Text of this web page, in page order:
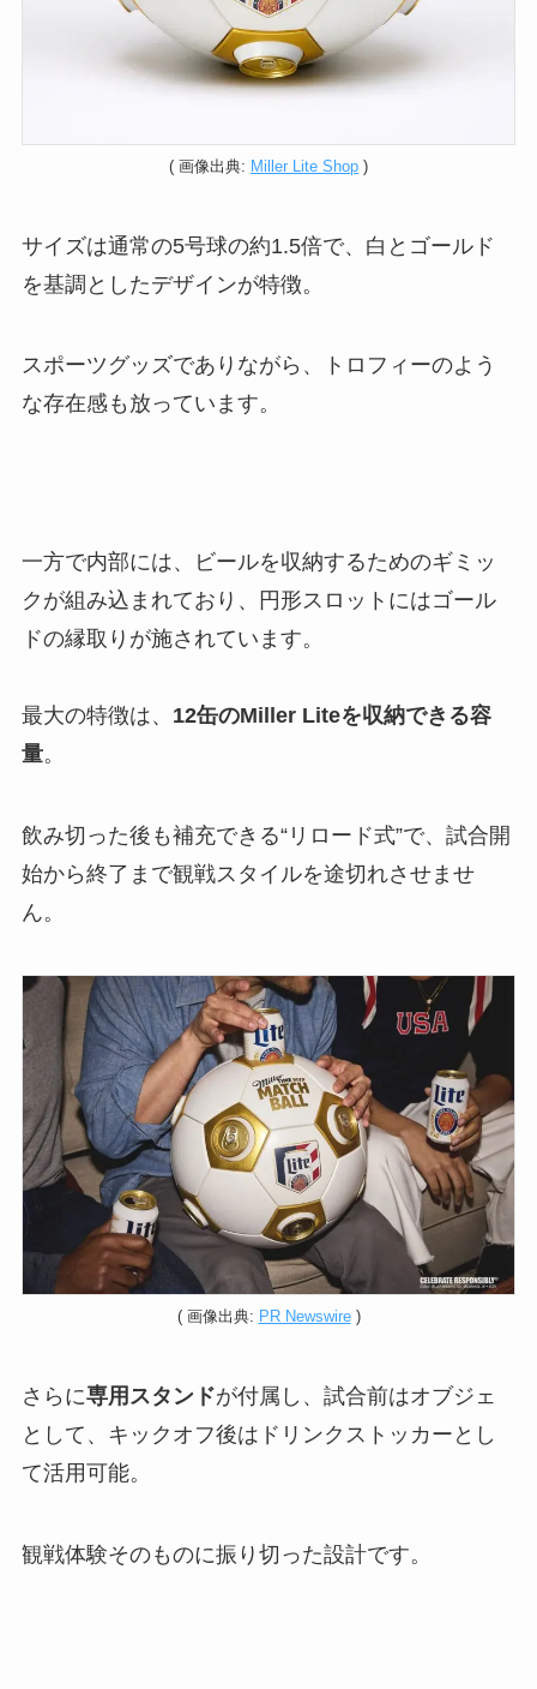
( 画像出典: Miller Lite Shop )
サイズは通常の5号球の約1.5倍で、白とゴールド
を基調としたデザインが特徴。
スポーツグッズでありながら、トロフィーのよう
な存在感も放っています。
一方で内部には、ビールを収納するためのギミッ
クが組み込まれており、円形スロットにはゴール
ドの縁取りが施されています。
最大の特徴は、 12缶のMiller Liteを収納できる容
量。
飲み切った後も補充できる“リロード式”で、試合開
始から終了まで観戦スタイルを途切れさせませ
ん。
( 画像出典: PR Newswire)
さらに専用スタンドが付属し、試合前はオブジェ
として、キックオフ後はドリンクストッカーとし
て活用可能。
観戦体験そのものに振り切った設計です。